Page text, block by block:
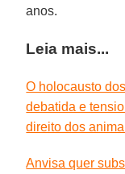
anos.
Leia mais...
O holocausto
debatida e
direito dos
Anvisa quer